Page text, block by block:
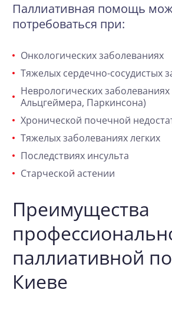
Паллиативная помощь
потребоваться при:
Онкологических заболеваниях
Тяжелых сердечно-сосудистых
Неврологических
Альцгеймера, Паркинсона)
Хронической почечной
Тяжелых заболеваниях легких
Последствиях инсульта
Старческой астении
Преимущества
паллиативной
Киеве